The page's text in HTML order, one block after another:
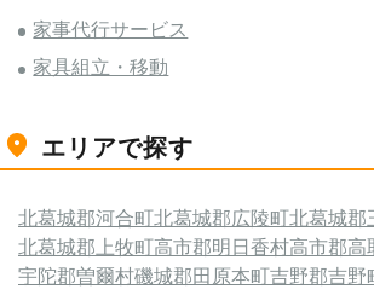
家事代行サービス
家具組立・移動
エリアで探す
北葛城郡河合町北葛城郡広陵町北葛城郡
北葛城郡上牧町高市郡明日香村高市郡高
宇陀郡曽爾村磯城郡田原本町吉野郡吉野